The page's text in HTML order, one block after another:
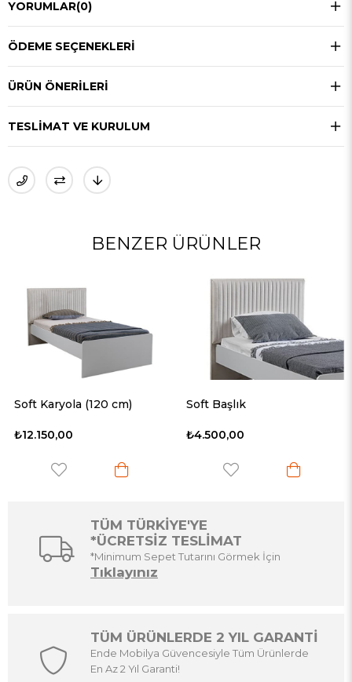
YORUMLAR(0)
ÖDEME SEÇENEKLERI
ÜRÜN ÖNERILERI
TESLIMAT VE KURULUM
BENZER ÜRÜNLER
Soft Karyola (120 cm)
₺12.150,00
Soft Başlık
₺4.500,00
TÜM TÜRKİYE'YE
*ÜCRETSİZ TESLİMAT
*Minimum Sepet Tutarını Görmek İçin
Tıklayınız
TÜM ÜRÜNLERDE 2 YIL GARANTİ
Ende Mobilya Güvencesiyle Tüm Ürünlerde
En Az 2 Yıl Garanti!